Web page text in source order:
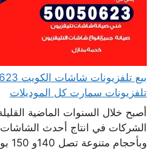
تلفزيونات سمارت كل الموديلات
أصبح خلال السنوات الماضية
الشركات في انتاج أحدث الشاشات